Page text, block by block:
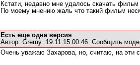
Кстати, недавно мне удалось скачать
По моему мнению жаль что такий фильм
Есть еще одна версия
Автор: Gremy 19.11.15 00:46 Сообщить
Очень уважаю Захарова, но, считаю, на эти